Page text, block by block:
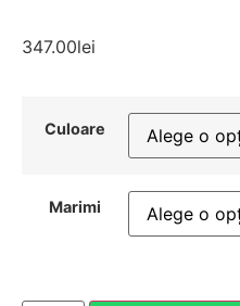
347.00lei
Culoare
Marimi